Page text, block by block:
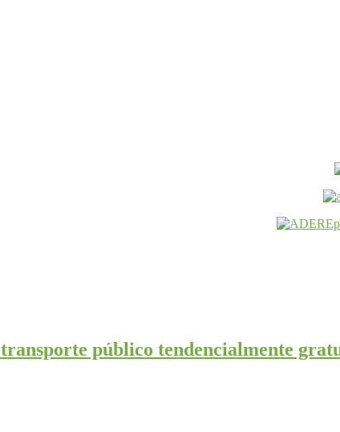
público tendencialmente